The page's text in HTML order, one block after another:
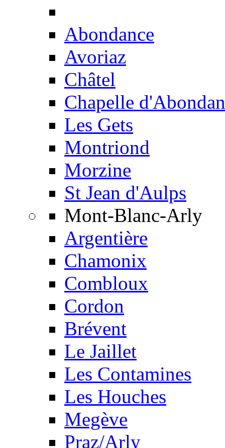
Abondance
Avoriaz
Châtel
Chapelle
Les Gets
Montriond
Morzine
St Jean d'Aulps
Mont-Blanc-Arly
Argentière
Chamonix
Combloux
Cordon
Brévent
Le Jaillet
Les Contamines
Les Houches
Megève
Praz/Arly